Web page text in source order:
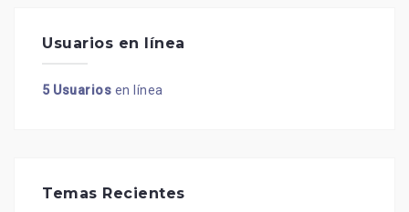
Usuarios en línea
5 Usuarios en línea
Temas Recientes